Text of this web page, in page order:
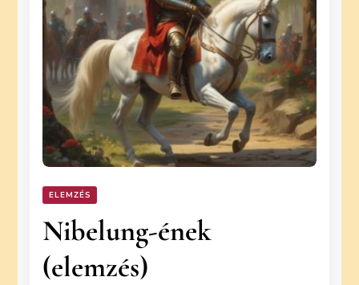
ELEMZÉS
Nibelung-ének
(elemzés)